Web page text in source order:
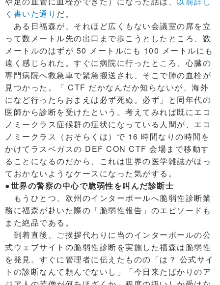
く書いた通り だ。
ある日福森が、それほど広くもない会議室の席を立
って数メートル先の出口まで歩こうとしたところ、数
メートルのはずが 50 メートルにも 100 メートルにも
遠く感じられた。すぐに病院に行ったところ、心臓の
専門病院へ救急車で緊急搬送され、そこで肺の血栓が
見つかった。「 CTF だかなんだか知らないが、海外
になど行ったらおまえは必ず死ぬ。必ず」と同年代の
医師から診断を受けたという。考えてみれば既にエコ
ノミークラス症候群の症状になっている人間が、エコ
ノミークラス（おそらくは）で 16 時間なりの時間を
かけてラスベガスの DEF CON CTF 会場まで移動す
ることになるのだから、これは世界の医学雑誌がほっ
ておかないようなケースになった気がする。
●世界の警察の中心で脆弱性を叫んだ診断士
もうひとつ、欧州のインターポールへ脆弱性診断業
務に福森が赴いた際の「脆弱性報告」のエピソードも
また絶品である。
到着直後、ご挨拶代わりに当のインターポールの公
式ウェブサイトの脆弱性診断を実施した福森は脆弱性
を発見。すぐに管理者に伝えたものの「は？ 公式サイ
トの診断なんて頼んでないし」「今日来たばかりのア